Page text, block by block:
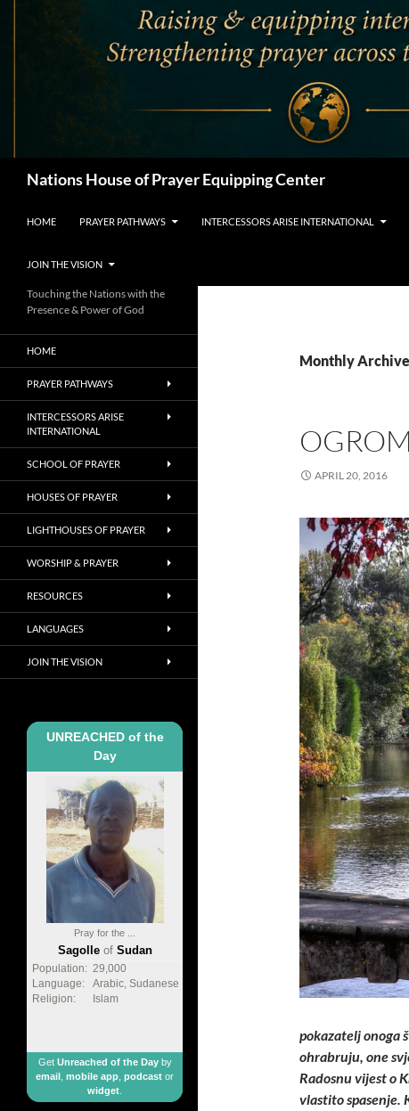
Nations House of Prayer Equipping Center
HOME PRAYER PATHWAYS INTERCESSORS ARISE INTERNATIONAL
JOIN THE VISION
Monthly
APRIL 20, 2016
pokazatelj onoga
ohrabruju, one
Radosnu vijest o
vlastito spasenje.
Touching the Nations with the
Presence & Power of God
HOME
PRAYER PATHWAYS
INTERCESSORS ARISE
INTERNATIONAL
SCHOOL OF PRAYER
HOUSES OF PRAYER
LIGHTHOUSES OF PRAYER
WORSHIP & PRAYER
RESOURCES
LANGUAGES
JOIN THE VISION
UNREACHED of the
Day
Pray for the ...
Sagolleof Sudan
Population: 29,000
Language:
Arabic, Sudanese
Religion:
Islam
Get Unreached of the Dayby
email mobile app podcast or
widget